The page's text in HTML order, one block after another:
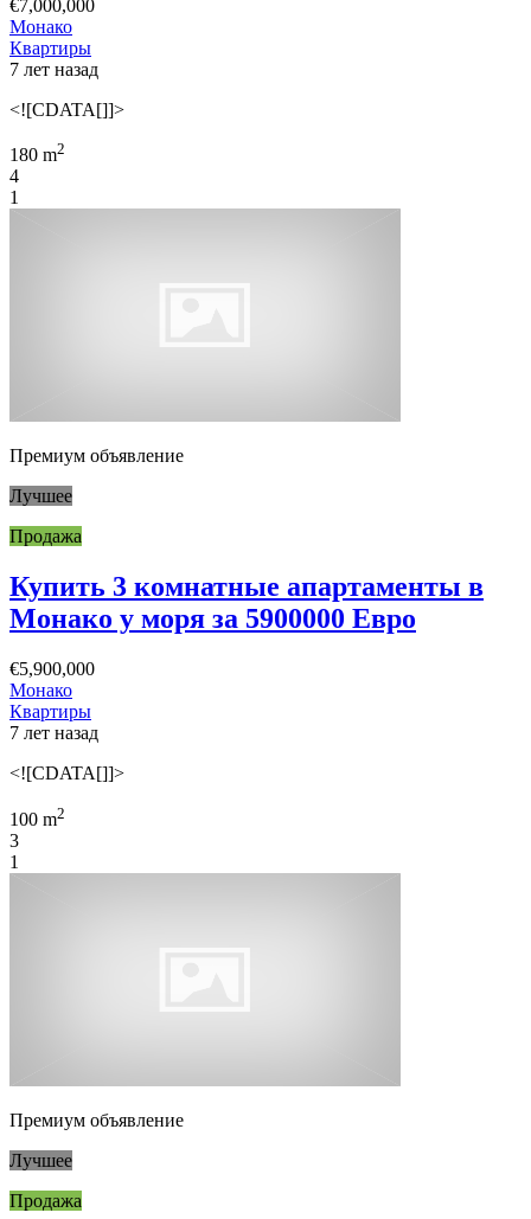
€7,000,000
Монако
Квартиры
7 лет назад
<![CDATA[]]>
180 m2
4
1
Премиум объявление
Лучшее
Продажа
Купить 3 комнатные апартаменты в
Монако у моря за 5900000 Евро
€5,900,000
Монако
Квартиры
7 лет назад
<![CDATA[]]>
100 m2
3
1
Премиум объявление
Лучшее
Продажа